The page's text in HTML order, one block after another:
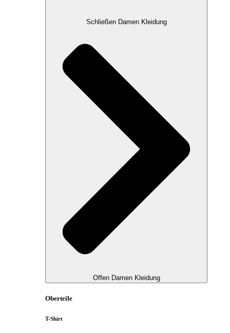
Schließen Damen Kleidung
Offen Damen Kleidung
Oberteile
T-Shirt